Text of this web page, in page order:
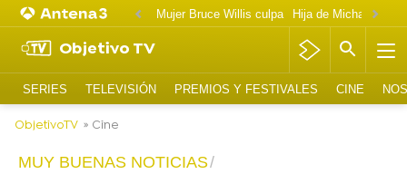
Mujer Bruce Willis culpa
Objetivo TV
SERIES TELEVISIÓN PREMIOS Y FESTIVALES CINE
ObjetivoTV » Cine
MUY BUENAS NOTICIAS